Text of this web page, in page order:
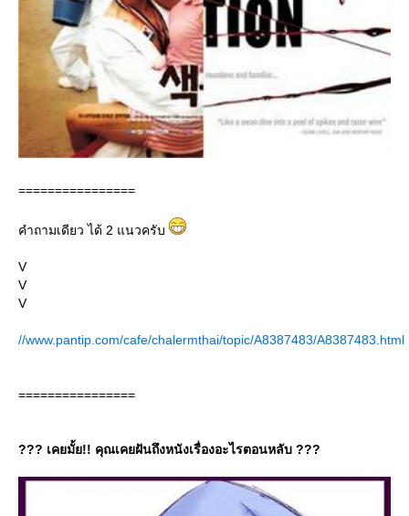
================
คำถามเดียว ได้ 2 แนวครับ
V
V
V
//www.pantip.com/cafe/chalermthai/topic/A8387483/A8387483.html
================
??? เคยมั้ย!! คุณเคยฝันถึงหนังเรื่องอะไรตอนหลับ ???